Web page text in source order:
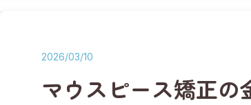
2026/03/10
マウスピース矯正の